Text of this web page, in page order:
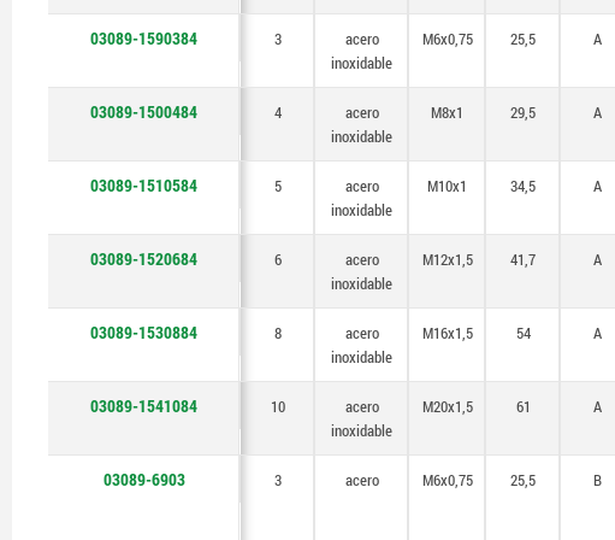
03089-1590384 3
acero
inoxidable
M6x0,75 25,5 A
03089-1500484 4
acero
inoxidable
M8x1 29,5 A
03089-1510584 5
acero
inoxidable
M10x1 34,5 A
03089-1520684 6
acero
inoxidable
M12x1,5 41,7 A
03089-1530884 8
acero
inoxidable
M16x1,5 54 A
03089-1541084 10
acero
inoxidable
M20x1,5 61 A
03089-6903 3 acero M6x0,75 25,5 B